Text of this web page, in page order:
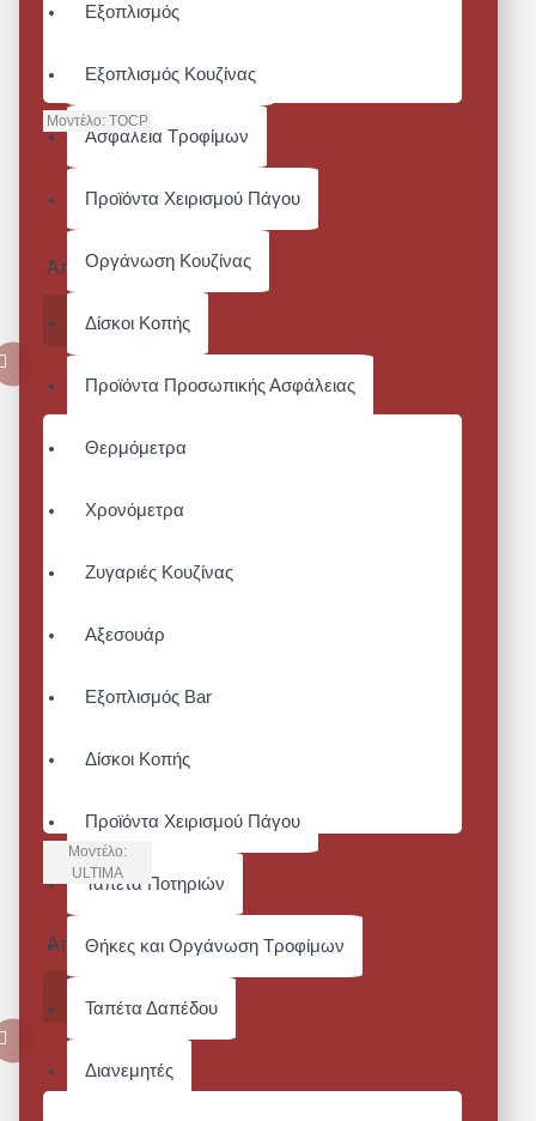
Εξοπλισμός
Εξοπλισμός Κουζίνας
Ασφάλεια Τροφίμων
Προϊόντα Χειρισμού Πάγου
Οργάνωση Κουζίνας
Δίσκοι Κοπής
Προϊόντα Προσωπικής Ασφάλειας
Θερμόμετρα
Χρονόμετρα
Ζυγαριές Κουζίνας
Αξεσουάρ
Εξοπλισμός Bar
Δίσκοι Κοπής
Προϊόντα Χειρισμού Πάγου
Ταπέτα Ποτηριών
Θήκες και Οργάνωση Τροφίμων
Ταπέτα Δαπέδου
Διανεμητές
Μοντέλο: TOCP
TOCP -
CHEF
TOQUE
Από 18,60€
ΚΑΛΆΘΙ
Μοντέλο:
ULTIMA
Από 37,20€